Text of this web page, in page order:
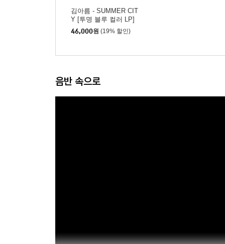
김아름 - SUMMER CIT
Y [투명 블루 컬러 LP]
46,000원 (19% 할인)
음반 속으로